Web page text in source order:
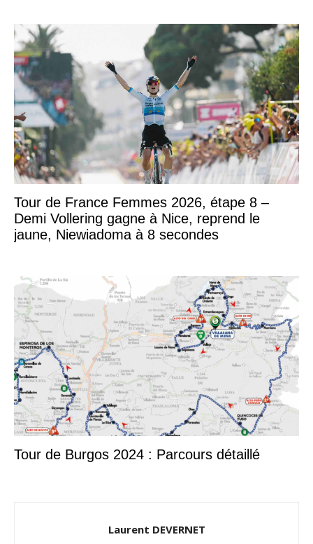
Tour de France Femmes 2026, étape 8 –
Demi Vollering gagne à Nice, reprend le
jaune, Niewiadoma à 8 secondes
Tour de Burgos 2024 : Parcours détaillé
Laurent DEVERNET